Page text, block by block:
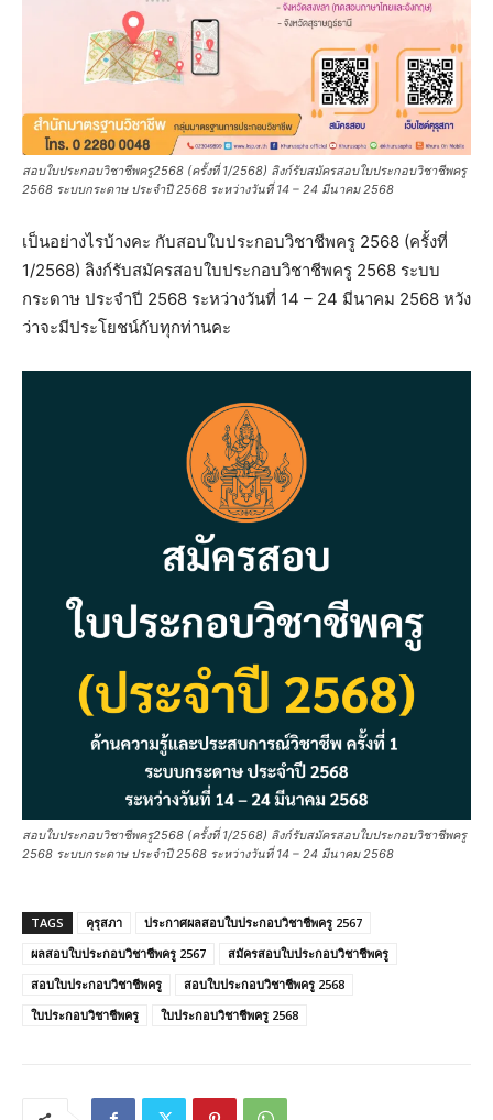
สอบใบประกอบวิชาชีพครู2568 (ครั้งที่ 1/2568) ลิงก์รับสมัครสอบใบประกอบวิชาชีพครู
2568 ระบบกระดาษ ประจำปี 2568 ระหว่างวันที่ 14 – 24 มีนาคม 2568
เป็นอย่างไรบ้างคะ กับสอบใบประกอบวิชาชีพครู 2568 (ครั้งที่
1/2568) ลิงก์รับสมัครสอบใบประกอบวิชาชีพครู 2568 ระบบ
กระดาษ ประจำปี 2568 ระหว่างวันที่ 14 – 24 มีนาคม 2568 หวัง
ว่าจะมีประโยชน์กับทุกท่านคะ
สอบใบประกอบวิชาชีพครู2568 (ครั้งที่ 1/2568) ลิงก์รับสมัครสอบใบประกอบวิชาชีพครู
2568 ระบบกระดาษ ประจำปี 2568 ระหว่างวันที่ 14 – 24 มีนาคม 2568
TAGS คุรุสภา
ประกาศผลสอบใบประกอบวิชาชีพครู 2567
ผลสอบใบประกอบวิชาชีพครู 2567
สมัครสอบใบประกอบวิชาชีพครู
สอบใบประกอบวิชาชีพครู
สอบใบประกอบวิชาชีพครู 2568
ใบประกอบวิชาชีพครู
ใบประกอบวิชาชีพครู 2568